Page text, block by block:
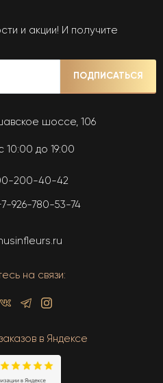
и акции! И получите
ПОДПИСАТЬСЯ
шоссе, 106
10:00 до 19:00
200-40-42
926-780-53-74
на связи:
в Яндексе